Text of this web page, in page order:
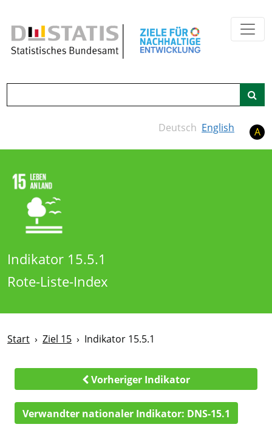
Deutsch English A
Indikator 15.5.1
Rote-Liste-Index
Start Ziel 15 Indikator 15.5.1
Vorheriger Indikator
Verwandter nationaler Indikator: DNS-15.1